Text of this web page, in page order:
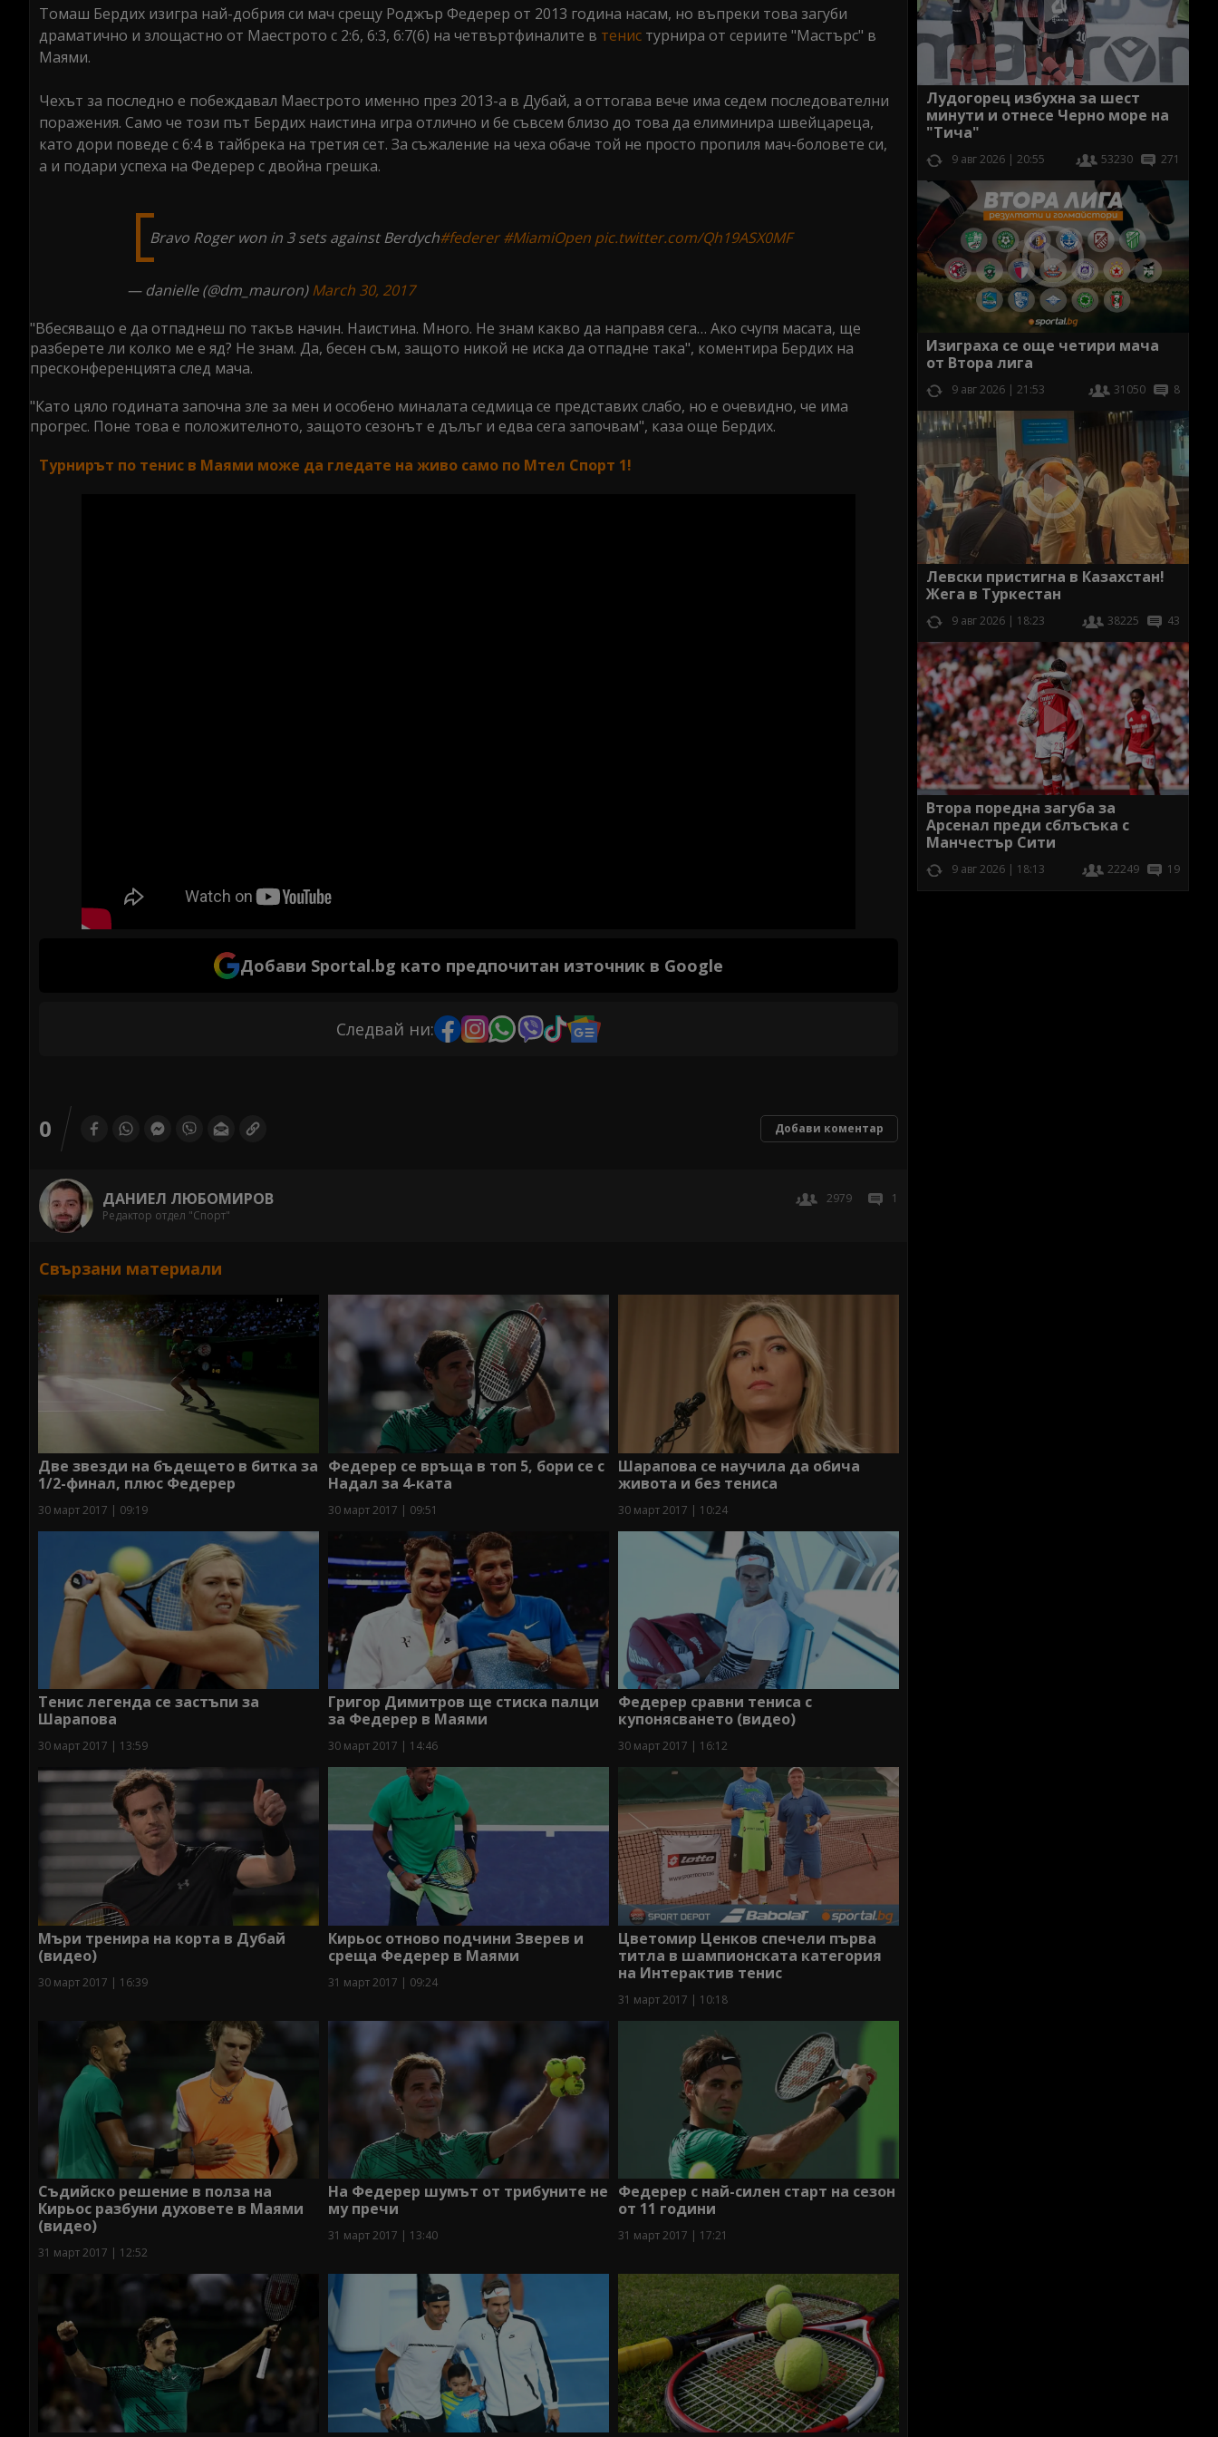
Томаш Бердих изигра най-добрия си мач срещу Роджър Федерер от 2013 година насам, но въпреки това загуби
драматично и злощастно от Маестрото с 2:6, 6:3, 6:7(6) на четвъртфиналите в тенис турнира от сериите "Мастърс" в
Маями.
Чехът за последно е побеждавал Маестрото именно през 2013-а в Дубай, а оттогава вече има седем последователни
поражения. Само че този път Бердих наистина игра отлично и бе съвсем близо до това да елиминира швейцареца,
като дори поведе с 6:4 в тайбрека на третия сет. За съжаление на чеха обаче той не просто пропиля мач-боловете си,
а и подари успеха на Федерер с двойна грешка.
Bravo Roger won in 3 sets against Berdych#federer #MiamiOpen pic.twitter.com/Qh19ASX0MF
— danielle (@dm_mauron)March 30, 2017
"Вбесяващо е да отпаднеш по такъв начин. Наистина. Много. Не знам какво да направя сега… Ако счупя масата, ще
разберете ли колко ме е яд? Не знам. Да, бесен съм, защото никой не иска да отпадне така", коментира Бердих на
пресконференцията след мача.
"Като цяло годината започна зле за мен и особено миналата седмица се представих слабо, но е очевидно, че има
прогрес. Поне това е положителното, защото сезонът е дълъг и едва сега започвам", каза още Бердих.
Турнирът по тенис в Маями може да гледате на живо само по Мтел Спорт 1!
Добави Sportal.bg като предпочитан източник в Google
Следвай ни:
0 Добави коментар
ДАНИЕЛ ЛЮБОМИРОВ
Редактор отдел "Спорт"
2979 1
Свързани материали
Две звезди на бъдещето в битка за
1/2-финал, плюс Федерер
30 март 2017 | 09:19
Федерер се връща в топ 5, бори се с
Надал за 4-ката
30 март 2017 | 09:51
Шарапова се научила да обича
живота и без тениса
30 март 2017 | 10:24
Тенис легенда се застъпи за
Шарапова
30 март 2017 | 13:59
Григор Димитров ще стиска палци
за Федерер в Маями
30 март 2017 | 14:46
Федерер сравни тениса с
купонясването (видео)
30 март 2017 | 16:12
Мъри тренира на корта в Дубай
(видео)
30 март 2017 | 16:39
Кирьос отново подчини Зверев и
среща Федерер в Маями
31 март 2017 | 09:24
Цветомир Ценков спечели първа
титла в шампионската категория
на Интерактив тенис
31 март 2017 | 10:18
Съдийско решение в полза на
Кирьос разбуни духовете в Маями
(видео)
31 март 2017 | 12:52
На Федерер шумът от трибуните не
му пречи
31 март 2017 | 13:40
Федерер с най-силен старт на сезон
от 11 години
31 март 2017 | 17:21
Лудогорец избухна за шест
минути и отнесе Черно море на
"Тича"
9 авг 2026 | 20:55 53230 271
Изиграха се още четири мача
от Втора лига
9 авг 2026 | 21:53 31050 8
Левски пристигна в Казахстан!
Жега в Туркестан
9 авг 2026 | 18:23 38225 43
Втора поредна загуба за
Арсенал преди сблъсъка с
Манчестър Сити
9 авг 2026 | 18:13 22249 19